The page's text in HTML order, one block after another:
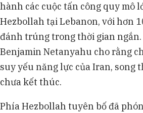
hành các cuộc tấn công quy mô
Hezbollah tại Lebanon, với hơn
đánh trúng trong thời gian
Benjamin Netanyahu cho rằng
suy yếu năng lực của Iran, song
chưa kết thúc.
Phía Hezbollah tuyên bố đã